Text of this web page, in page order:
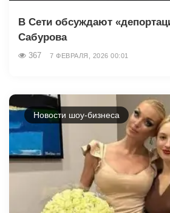
В Сети обсуждают
Сабурова
367 7 ФЕВРАЛЯ, 2026 00:01
Новости шоу-бизнеса